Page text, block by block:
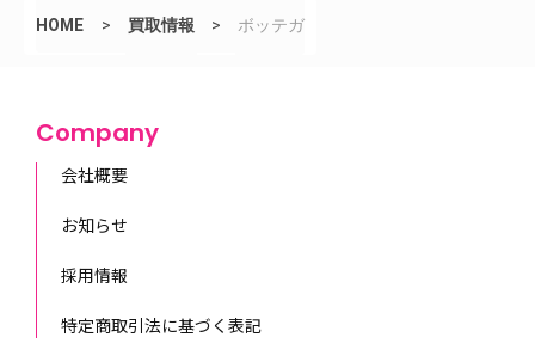
HOME > 買取情報 > ボッテガ
Company
会社概要
お知らせ
採用情報
特定商取引法に基づく表記